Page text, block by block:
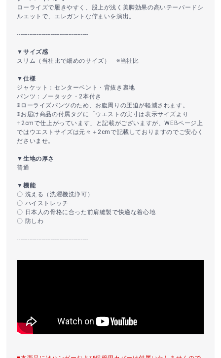
ローライズで履きやすく、股上が浅く美脚効果の高いテーパードシ
ルエットで、エレガントな佇まいを演出。
----------------------------------------
▼サイズ感
スリム（当社比で細めのサイズ） ※当社比
▼仕様
ジャケット：センターベント・背抜き裏地
パンツ：ノータック・2本付き
※ローライズパンツのため、お腹周りの圧迫が軽減されます。
※お届け商品の付属タグに「ウエストの実寸は表示サイズより
+2cmで仕上がっています」と記載がございますが、WEBページ上
ではウエストサイズは元々＋2cmで記載しておりますのでご安心く
ださいませ。
▼生地の厚さ
普通
▼機能
〇 洗える（洗濯機洗浄可）
〇 ハイストレッチ
〇 日本人の骨格に合った前肩縫製で快適な着心地
〇 防しわ
----------------------------------------